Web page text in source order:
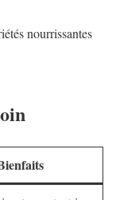
nourrissantes